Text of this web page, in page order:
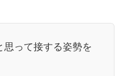
思って接する姿勢を